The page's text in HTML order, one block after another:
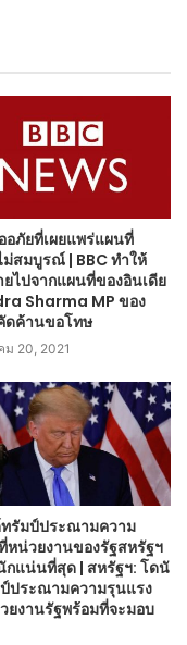
อภัยที่เผยแพร่แผนที่
ม่สมบูรณ์ | BBC ทำให้
ยไปจากแผนที่ของอินเดีย
Sharma MP ของ
ดค้านขอโทษ
ม 20, 2021
รัมป์ประณามความ
หน่วยงานของรัฐสหรัฐฯ
กแน่นที่สุด | สหรัฐฯ: โดนั
ประณามความรุนแรง
ยงานรัฐพร้อมที่จะมอบ